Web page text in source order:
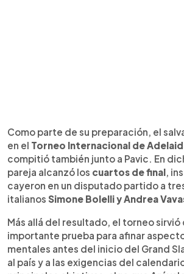
Como parte de su preparación, el
en el Torneo Internacional de
compitió también junto a Pavic. En
pareja alcanzó los cuartos de final,
cayeron en un disputado partido a
italianos Simone Bolelli y Andrea
Más allá del resultado, el torneo sirvió
importante prueba para afinar
mentales antes del inicio del Grand
al país y a las exigencias del